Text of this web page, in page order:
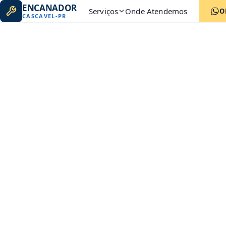
ENCANADOR
CASCAVEL-PR Serviços Onde Atendemos